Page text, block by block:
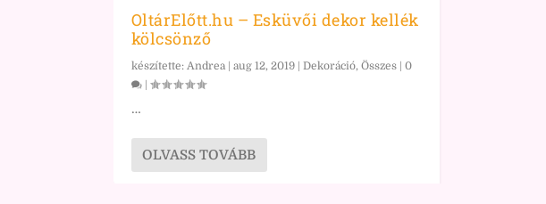
OltárElőtt.hu – Esküvői dekor kellék
kölcsönző
készítette: Andrea| aug 12, 2019| Dekoráció, Összes| 0
|
…
OLVASS TOVÁBB